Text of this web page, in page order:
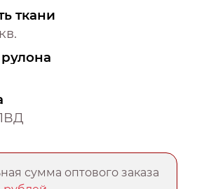
ткани
сумма оптового заказа